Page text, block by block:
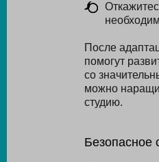
После
помогут
со
можно
студию.
Безопасное